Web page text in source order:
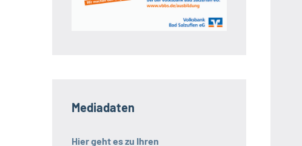
Mediadaten
Hier geht es zu Ihren